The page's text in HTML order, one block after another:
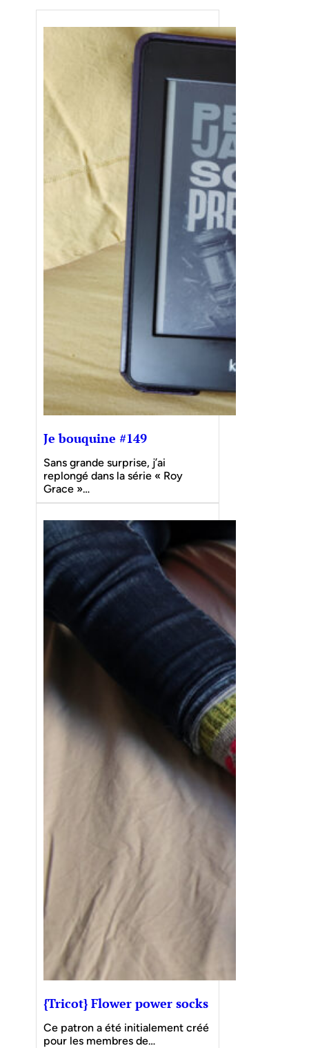
Je bouquine #149
Sans grande surprise, j’ai
replongé dans la série « Roy
Grace »…
{Tricot} Flower power socks
Ce patron a été initialement créé
pour les membres de…